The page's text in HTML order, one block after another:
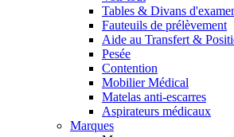
Tables & Divans
Fauteuils de prélèvement
Aide au Transfert &
Pesée
Contention
Mobilier Médical
Matelas anti-escarres
Aspirateurs médicaux
Marques